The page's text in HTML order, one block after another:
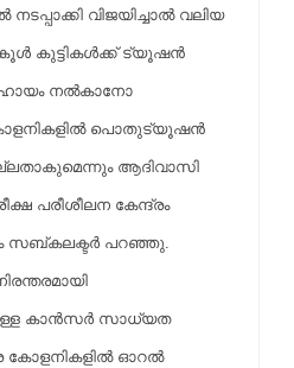
വിജയിച്ചാല്‍ വലിയ
കുട്ടികള്‍ക്ക് ട്യൂഷന്‍
നല്‍കാനോ
പൊതുട്യൂഷന്‍
ആദിവാസി
പരീശീലന കേന്ദ്രം
സബ്കലക്ടര്‍ പറഞ്ഞു.
കാന്‍സര്‍ സാധ്യത
കോളനികളില്‍ ഓറല്‍